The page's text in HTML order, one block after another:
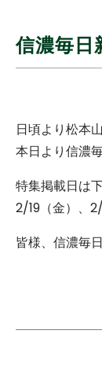
信濃毎日
日頃より松本
本日より信濃
特集掲載日は
2/19（金）、
皆様、信濃毎